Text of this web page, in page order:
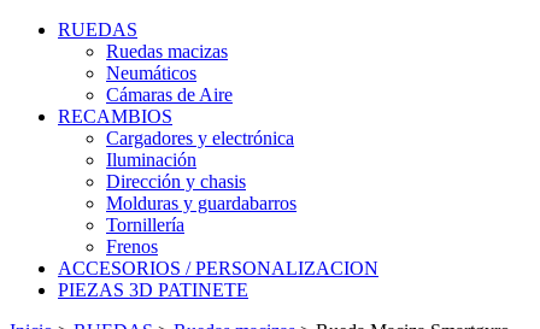
RUEDAS
Ruedas macizas
Neumáticos
Cámaras de Aire
RECAMBIOS
Cargadores y electrónica
Iluminación
Dirección y chasis
Molduras y guardabarros
Tornillería
Frenos
ACCESORIOS / PERSONALIZACION
PIEZAS 3D PATINETE